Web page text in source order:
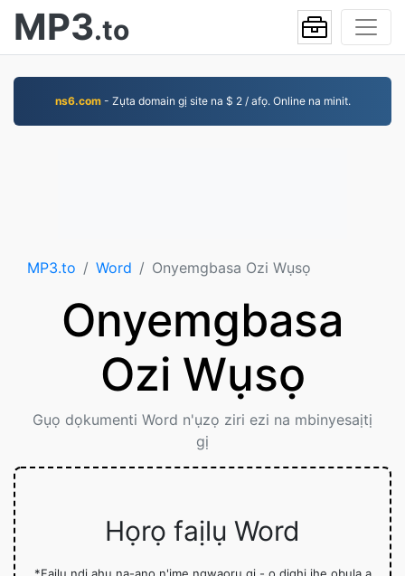
MP3.to
ns6.com- Zụta domain gị site na $ 2 / afọ. Online na minit.
MP3.to Word Onyemgbasa Ozi Wụsọ
Onyemgbasa
Ozi Wụsọ
Gụọ dọkumenti Word n'ụzọ ziri ezi na mbinyesaịtị
gị
Họrọ faịlụ Word